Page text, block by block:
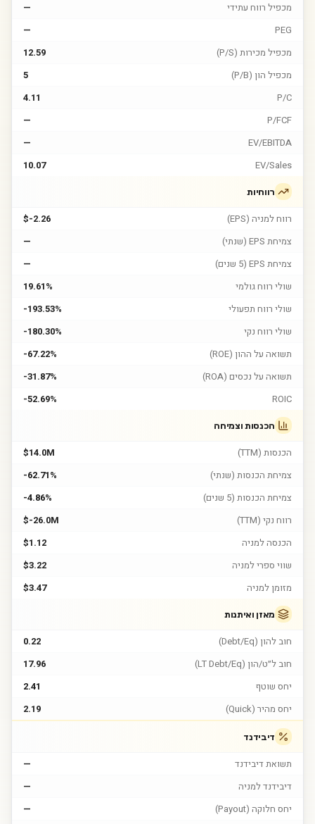
מכפיל רווח עתידי
—
PEG
—
מכפיל מכירות (P/S)
12.59
מכפיל הון (P/B)
5
P/C
4.11
P/FCF
—
EV/EBITDA
—
EV/Sales
10.07
רווחיות
רווח למניה (EPS)
$-2.26
צמיחת EPS (שנתי)
—
צמיחת EPS (5 שנים)
—
שולי רווח גולמי
19.61%
שולי רווח תפעולי
-193.53%
שולי רווח נקי
-180.30%
תשואה על ההון (ROE)
-67.22%
תשואה על נכסים (ROA)
-31.87%
ROIC
-52.69%
הכנסות וצמיחה
הכנסות (TTM)
$14.0M
צמיחת הכנסות (שנתי)
-62.71%
צמיחת הכנסות (5 שנים)
-4.86%
רווח נקי (TTM)
$-26.0M
הכנסה למניה
$1.12
שווי ספרי למניה
$3.22
מזומן למניה
$3.47
מאזן ואיתנות
חוב להון (Debt/Eq)
0.22
חוב ל״ט/הון (LT Debt/Eq)
17.96
יחס שוטף
2.41
יחס מהיר (Quick)
2.19
דיבידנד
תשואת דיבידנד
—
דיבידנד למניה
—
יחס חלוקה (Payout)
—